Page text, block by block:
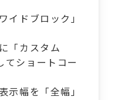
イドブロック」
「カスタム
ショートコー
示幅を「全幅」